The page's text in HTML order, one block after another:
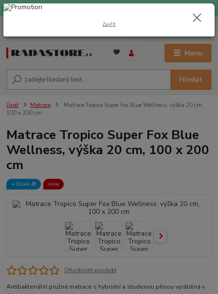
EXPRESNÍ DOPRAVA ZDARMA při nákupu nad 1000 Kč
Menu
Hledat
Úvod Matrace
Matrace Tropico Super Fox Blue Wellness, výška 20 cm,
100 x 200 cm
Matrace Tropico Super Fox Blue
Wellness, výška 20 cm, 100 x 200
cm
+ Dárek️ 🎁 Akce
Ohodnotit produkt
Antibakteriální pružná matrace s hybridní a studenou pěnou vyráběná v
Zavřít